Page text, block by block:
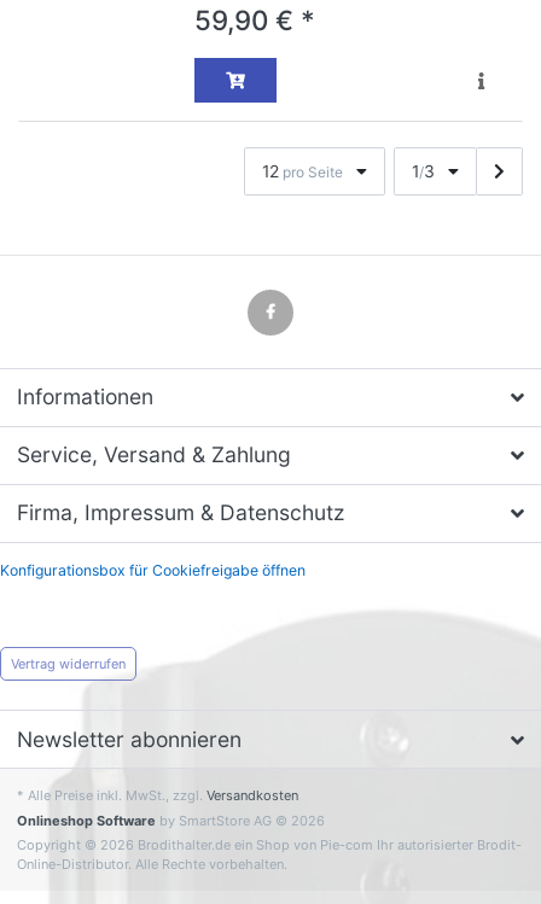
59,90 € *
12 pro Seite 1/3
Informationen
Service, Versand & Zahlung
Firma, Impressum & Datenschutz
Konfigurationsbox für Cookiefreigabe öffnen
Vertrag widerrufen
Newsletter abonnieren
* Alle Preise inkl. MwSt., zzgl. Versandkosten
Onlineshop Software by SmartStore AG © 2026
Copyright © 2026 Brodithalter.de ein Shop von Pie-com Ihr autorisierter Brodit-
Online-Distributor. Alle Rechte vorbehalten.